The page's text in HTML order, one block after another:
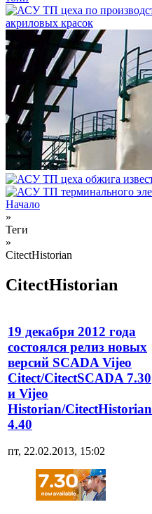
Вы здесь
Начало
»
Теги
»
CitectHistorian
CitectHistorian
19 декабря 2012 года
состоялся релиз новых
версий SCADA Vijeo
Citect/CitectSCADA 7.30
и Vijeo
Historian/CitectHistorian
4.40
пт, 22.02.2013, 15:02